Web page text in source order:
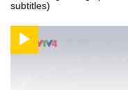
subtitles)